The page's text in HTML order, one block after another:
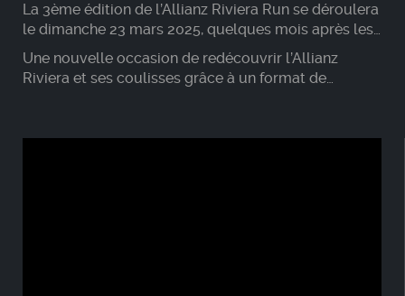
La 3ème édition de l’Allianz Riviera Run se déroulera
le dimanche 23 mars 2025, quelques mois après les
120 ans de l’OGC Nice.
Une nouvelle occasion de redécouvrir l’Allianz
Riviera et ses coulisses grâce à un format de